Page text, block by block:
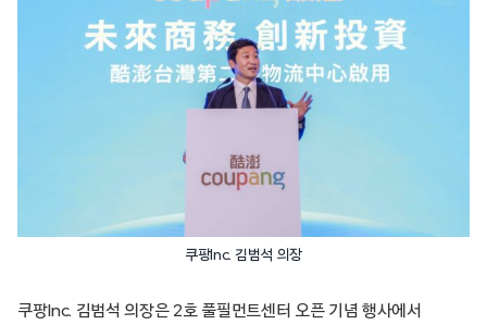
쿠팡Inc. 김범석 의장
쿠팡Inc. 김범석 의장은 2호 풀필먼트센터 오픈 기념 행사에서